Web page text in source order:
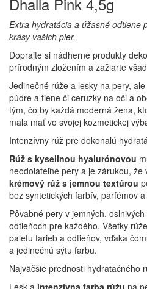
Extra hydratácia a úžasné odtiene
krásy vašich pier.
Doprajte si nádherné produkty
prírodným zložením a zažiarte
Jedinečné rúže a lesky na pery,
púdre a tiene či ceruzky na oči a
tým, čo by každá moderná žena,
mala mať vo svojej kozmetickej
Intenzívny rúž pre dokonalú
Rúž s kyselinou hyalurónovou
neodolateľné pery a je zárukou,
krémový rúž s jemnou textúrou
bez syntetických farbív, parfémov
Pôvabné pery v jemných,
odtieňoch pre každého. Všetky
paletu farieb a odtieňov, vďaka
a jedinečnú sýtu farbu.
Najväčšie prednosti hydratačného